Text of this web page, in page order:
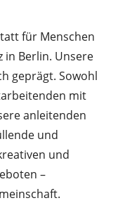
für Menschen
in Berlin. Unsere
geprägt. Sowohl
mit
anleitenden
und
und
–